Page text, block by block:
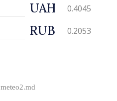
UAH 0.4045
RUB 0.2053
meteo2.md